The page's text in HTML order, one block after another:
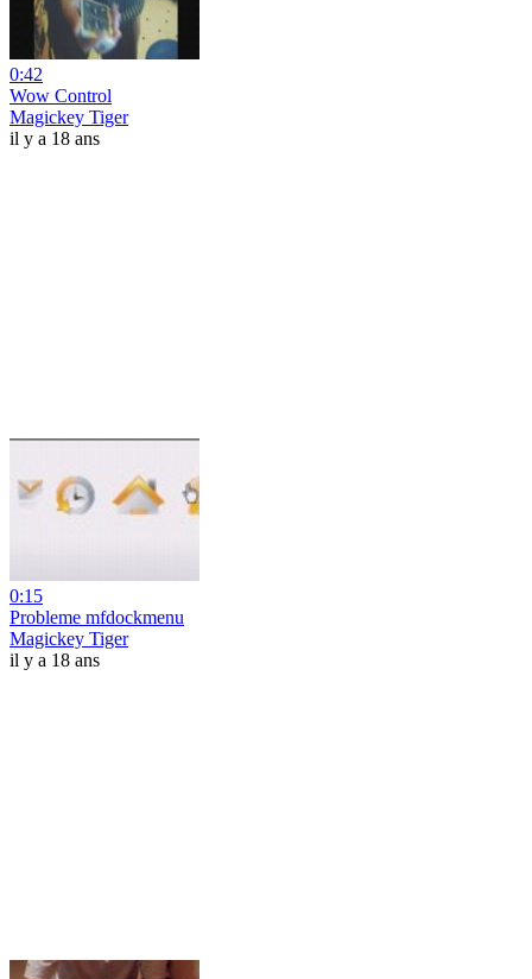
0:42
Wow Control
Magickey Tiger
il y a 18 ans
0:15
Probleme mfdockmenu
Magickey Tiger
il y a 18 ans